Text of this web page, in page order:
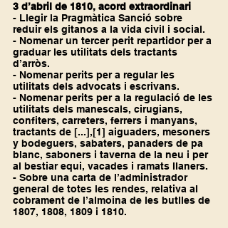
3 d’abril de 1810, acord extraordinari
- Llegir la Pragmàtica Sanció sobre
reduir els gitanos a la vida civil i social.
- Nomenar un tercer perit repartidor per a
graduar les utilitats dels tractants
d’arròs.
- Nomenar perits per a regular les
utilitats dels advocats i escrivans.
- Nomenar perits per a la regulació de les
utilitats dels manescals, cirugians,
confiters, carreters, ferrers i manyans,
tractants de [...],[1] aiguaders, mesoners
y bodeguers, sabaters, panaders de pa
blanc, saboners i taverna de la neu i per
al bestiar equi, vacades i ramats llaners.
- Sobre una carta de l’administrador
general de totes les rendes, relativa al
cobrament de l’almoina de les butlles de
1807, 1808, 1809 i 1810.